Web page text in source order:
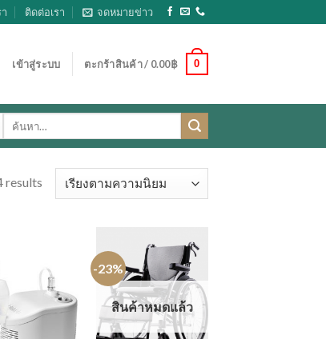
ติดต่อเรา จดหมายข่าว
เข้าสู่ระบบ ตะกร้าสินค้า / 0.00฿ 0
ค้นหา:
results
-23%
สินค้าหมดแล้ว